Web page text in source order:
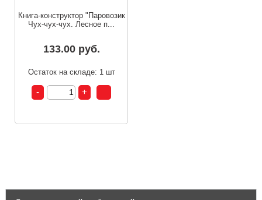
Книга-конструктор "Паровозик
Чух-чух-чух. Лесное п...
133.00 руб.
Остаток на складе: 1 шт